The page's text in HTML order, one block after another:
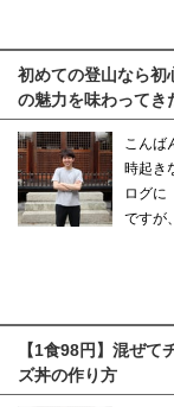
初めての登山なら初
の魅力を味わってき
こんば
時起き
ログに
ですが
【1食98円】混ぜ
ズ丼の作り方